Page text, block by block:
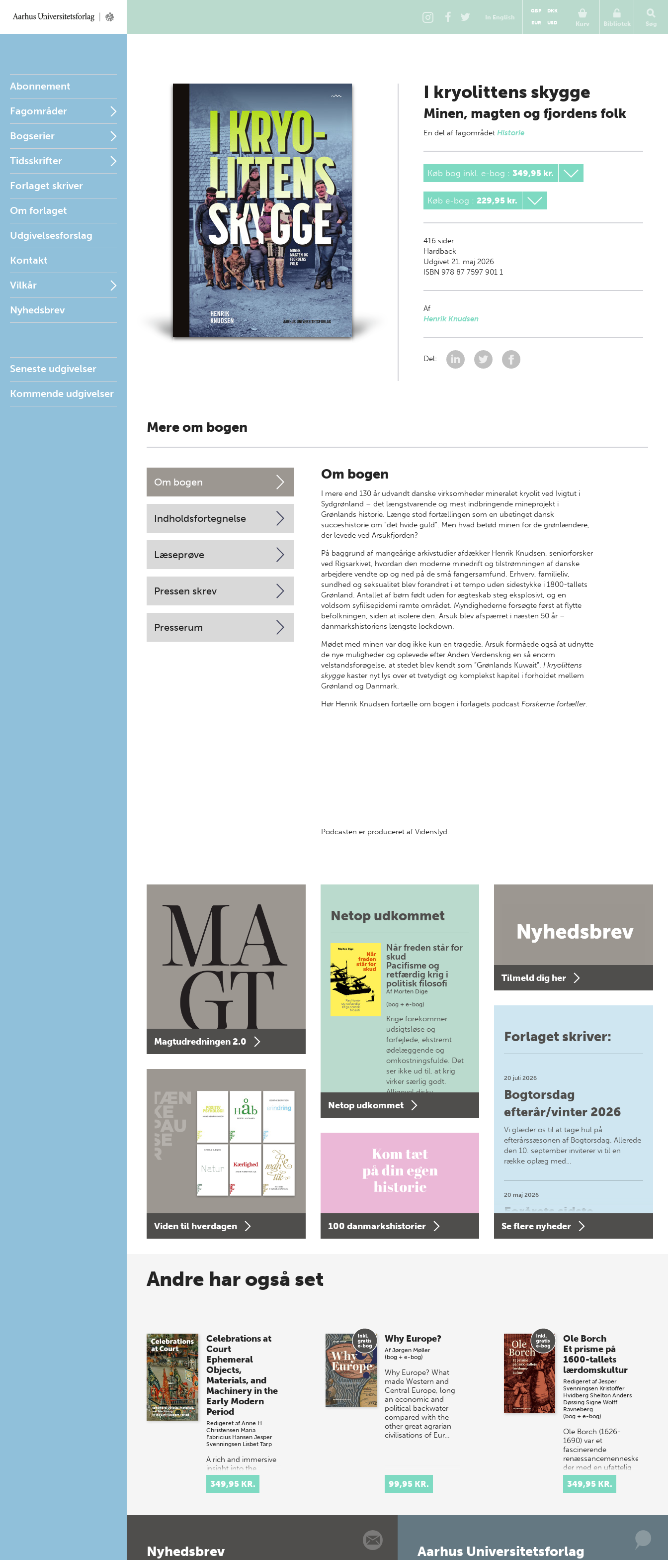
In English
Kurv
GBP
DKK
EUR
USD Bibliotek Søg
Abonnement
Fagområder
Bogserier
Tidsskrifter
Forlaget skriver
Om forlaget
Udgivelsesforslag
Kontakt
Vilkår
Nyhedsbrev
Seneste udgivelser
Kommende udgivelser
I kryolittens skygge
Minen, magten og fjordens folk
En del af fagområdet Historie
Køb bog inkl. e-bog : 349,95 kr.
Køb e-bog : 229,95 kr.
416 sider
Hardback
Udgivet 21. maj 2026
ISBN 978 87 7597 901 1
Af
Henrik Knudsen
Del:
Mere om bogen
Om bogen
Indholdsfortegnelse
Læseprøve
Pressen skrev
Presserum
Om bogen
I mere end 130 år udvandt danske virksomheder mineralet kryolit ved Ivigtut i
Sydgrønland – det længstvarende og mest indbringende mineprojekt i
Grønlands historie. Længe stod fortællingen som en ubetinget dansk
succeshistorie om ”det hvide guld”. Men hvad betød minen for de grønlændere,
der levede ved Arsukfjorden?
På baggrund af mangeårige arkivstudier afdækker Henrik Knudsen, seniorforsker
ved Rigsarkivet, hvordan den moderne minedrift og tilstrømningen af danske
arbejdere vendte op og ned på de små fangersamfund. Erhverv, familieliv,
sundhed og seksualitet blev forandret i et tempo uden sidestykke i 1800-tallets
Grønland. Antallet af børn født uden for ægteskab steg eksplosivt, og en
voldsom syfilisepidemi ramte området. Myndighederne forsøgte først at flytte
befolkningen, siden at isolere den. Arsuk blev afspærret i næsten 50 år –
danmarkshistoriens længste lockdown.
Mødet med minen var dog ikke kun en tragedie. Arsuk formåede også at udnytte
de nye muligheder og oplevede efter Anden Verdenskrig en så enorm
velstandsforøgelse, at stedet blev kendt som ”Grønlands Kuwait”.I kryolittens
skygge kaster nyt lys over et tvetydigt og komplekst kapitel i forholdet mellem
Grønland og Danmark.
Hør Henrik Knudsen fortælle om bogen i forlagets podcastForskerne fortæller.
Podcasten er produceret af Videnslyd.
Magtudredningen 2.0
Viden til hverdagen
Netop udkommet
Når freden står for
skud
Pacifisme og
retfærdig krig i
politisk filosofi
Af Morten Dige
(bog + e-bog)
Krige forekommer
udsigtsløse og
forfejlede, ekstremt
ødelæggende og
omkostningsfulde. Det
ser ikke ud til, at krig
virker særlig godt.
Alligevel diskv…
Netop udkommet
100 danmarkshistorier
Tilmeld dig her
Forlaget skriver:
20 juli 2026
Bogtorsdag
efterår/vinter 2026
Vi glæder os til at tage hul på
efterårssæsonen af Bogtorsdag. Allerede
den 10. september inviterer vi til en
række oplæg med…
20 maj 2026
Forårets sidste
Bogtorsdag 11. juni
Spar op til 70% til
sommer-lagersalg!
Vi gentager succesen og inviterer igen i
år til vores store sommer-lagersalg,
så sæt kryds i kalenderen onsdag den
10. j…
Se flere nyheder
Andre har også set
Celebrations at
Court
Ephemeral
Objects,
Materials, and
Machinery in the
Early Modern
Period
Redigeret af Anne H
Christensen Maria
Fabricius Hansen Jesper
Svenningsen Lisbet Tarp
A rich and immersive
insight into the
spectacular courtly
festival culture of
16th and 17th-
349,95 KR.
Why Europe?
Af Jørgen Møller
(bog + e-bog)
Why Europe? What
made Western and
Central Europe, long
an economic and
political backwater
compared with the
other great agrarian
civilisations of Eur…
99,95 KR.
Ole Borch
Et prisme på
1600-tallets
lærdomskultur
Redigeret afJesper
Svenningsen Kristoffer
Hvidberg Shelton Anders
Døssing Signe Wolff
Ravneberg
(bog + e-bog)
Ole Borch (1626-
1690) var et
fascinerende
renæssancemenneske,
der med en ufattelig
alsidighed var aktiv
som både kemiker,
filolog, botaniker,
349,95 KR.
Nyhedsbrev Aarhus Universitetsforlag